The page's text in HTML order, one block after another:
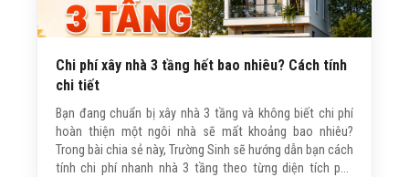
Chi phí xây nhà 3 tầng hết bao nhiêu? Cách tính
chi tiết
Bạn đang chuẩn bị xây nhà 3 tầng và không biết chi phí
hoàn thiện một ngôi nhà sẽ mất khoảng bao nhiêu?
Trong bài chia sẻ này, Trường Sinh sẽ hướng dẫn bạn cách
tính chi phí nhanh nhà 3 tầng theo từng diện tích phổ